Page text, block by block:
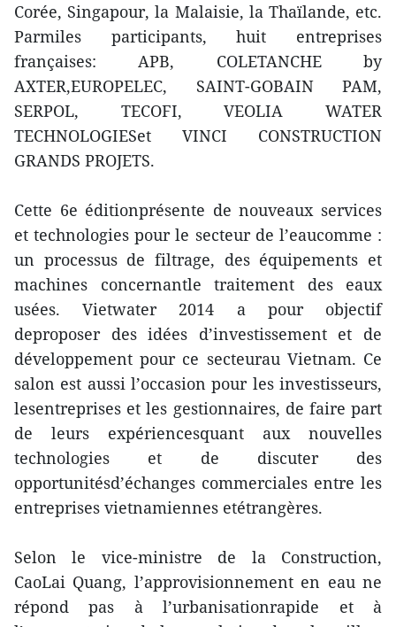
Corée, Singapour, la Malaisie, la Thaïlande, etc.
Parmiles participants, huit entreprises
françaises: APB, COLETANCHE by
AXTER,EUROPELEC, SAINT-GOBAIN PAM,
SERPOL, TECOFI, VEOLIA WATER
TECHNOLOGIESet VINCI CONSTRUCTION
GRANDS PROJETS.
Cette 6e éditionprésente de nouveaux services
et technologies pour le secteur de l’eaucomme :
un processus de filtrage, des équipements et
machines concernantle traitement des eaux
usées. Vietwater 2014 a pour objectif
deproposer des idées d’investissement et de
développement pour ce secteurau Vietnam. Ce
salon est aussi l’occasion pour les investisseurs,
lesentreprises et les gestionnaires, de faire part
de leurs expériencesquant aux nouvelles
technologies et de discuter des
opportunitésd’échanges commerciales entre les
entreprises vietnamiennes etétrangères.
Selon le vice-ministre de la Construction,
CaoLai Quang, l’approvisionnement en eau ne
répond pas à l’urbanisationrapide et à